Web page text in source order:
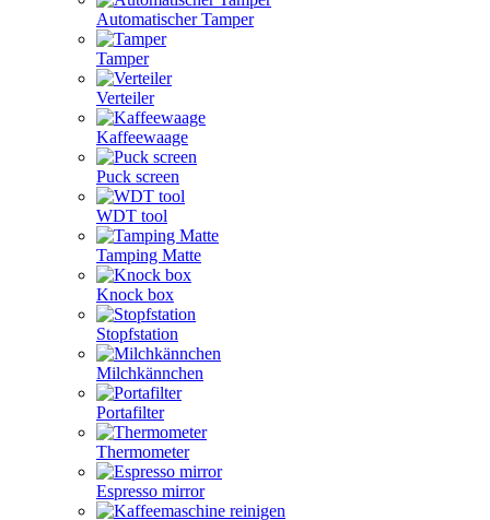
Automatischer Tamper
Tamper
Verteiler
Kaffeewaage
Puck screen
WDT tool
Tamping Matte
Knock box
Stopfstation
Milchkännchen
Portafilter
Thermometer
Espresso mirror